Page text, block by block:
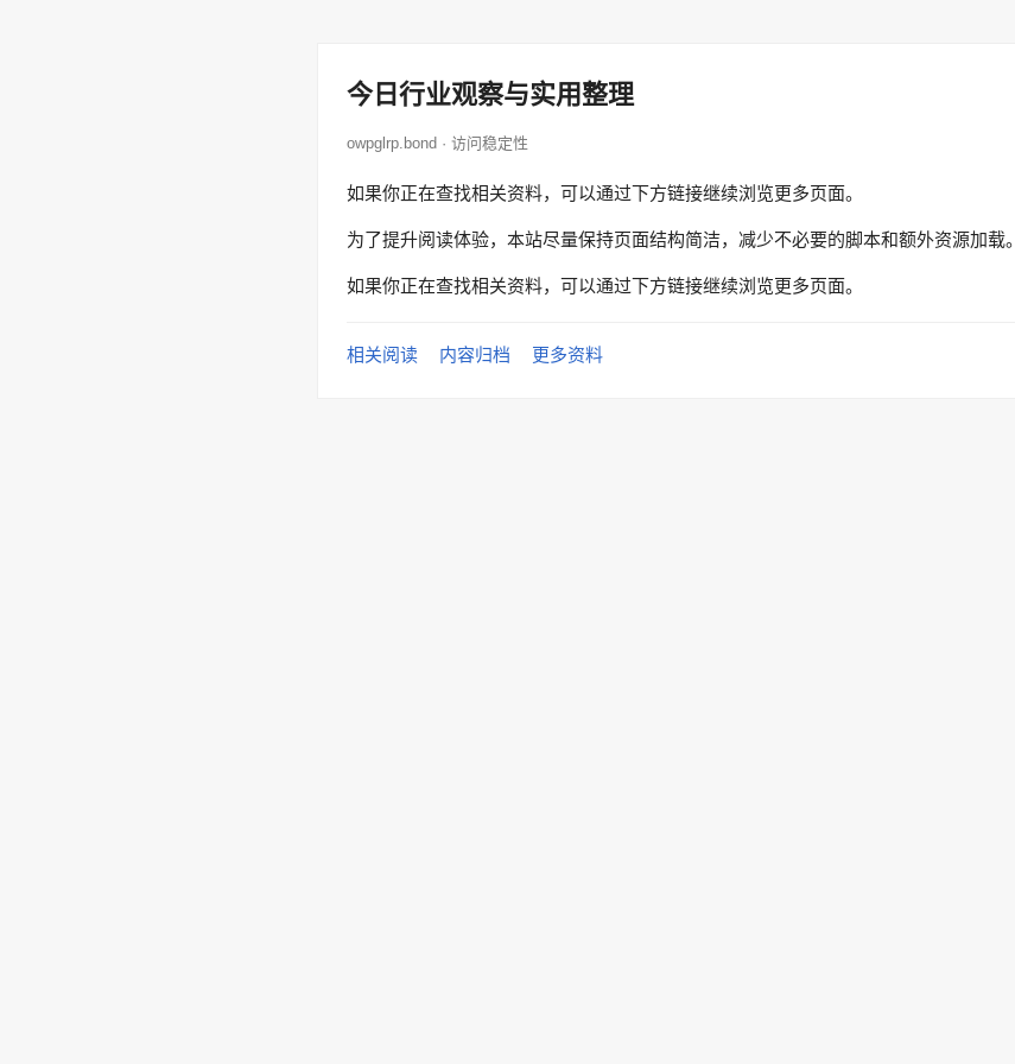
今日行业观察与实用整理
owpglrp.bond · 访问稳定性
如果你正在查找相关资料，可以通过下方链接继续浏览更多页面。
为了提升阅读体验，本站尽量保持页面结构简洁，减少不必要的脚本和额外资源加载。
如果你正在查找相关资料，可以通过下方链接继续浏览更多页面。
相关阅读 内容归档 更多资料